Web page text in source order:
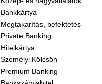
Bankkártya
Megtakarítás, befektetés
Private Banking
Hitelkártya
Személyi Kölcsön
Premium Banking